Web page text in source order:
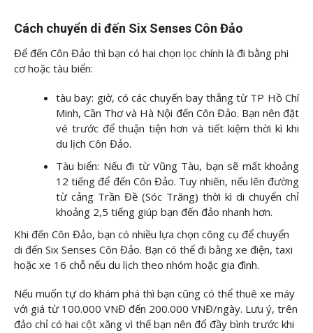
Cách chuyển di đến Six Senses Côn Đảo
Để đến Côn Đảo thì bạn có hai chọn lọc chính là đi bằng phi
cơ hoặc tàu biển:
tàu bay: giờ, có các chuyến bay thẳng từ TP Hồ Chí
Minh, Cần Thơ và Hà Nội đến Côn Đảo. Bạn nên đặt
vé trước để thuận tiện hơn và tiết kiệm thời kì khi
du lịch Côn Đảo.
Tàu biển: Nếu đi từ Vũng Tàu, bạn sẽ mất khoảng
12 tiếng để đến Côn Đảo. Tuy nhiên, nếu lên đường
từ cảng Trần Đề (Sóc Trăng) thời kì di chuyển chỉ
khoảng 2,5 tiếng giúp bạn đến đảo nhanh hơn.
Khi đến Côn Đảo, bạn có nhiều lựa chọn công cụ để chuyển
di đến Six Senses Côn Đảo. Bạn có thể đi bằng xe điện, taxi
hoặc xe 16 chỗ nếu du lịch theo nhóm hoặc gia đình.
Nếu muốn tự do khám phá thì bạn cũng có thể thuê xe máy
với giá từ 100.000 VNĐ đến 200.000 VNĐ/ngày. Lưu ý, trên
đảo chỉ có hai cột xăng vì thế bạn nên đổ đầy bình trước khi